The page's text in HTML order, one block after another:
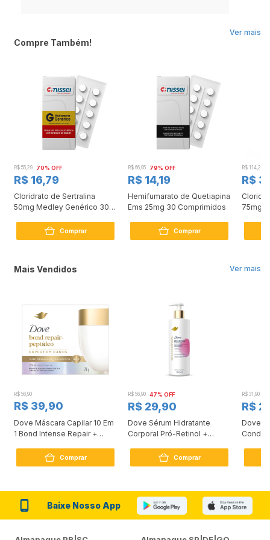
Ver mais
Compre Também!
R$ 55,29 70% OFF
R$ 16,79
Cloridrato de Sertralina
50mg Medley Genérico 30
Comprar
R$ 66,95 79% OFF
R$ 14,19
Hemifumarato de Quetiapina
Ems 25mg 30 Comprimidos
Comprar
R$ 114,24
R$
75mg
Ver mais
Mais Vendidos
R$ 56,90
R$ 39,90
Dove Máscara Capilar 10 Em
1 Bond Intense Repair +
Comprar
R$ 56,90 47% OFF
R$ 29,90
Dove Sérum Hidratante
Corporal Pró-Retinol +
Comprar
R$ 31,90
R$
Dove
Baixe Nosso App